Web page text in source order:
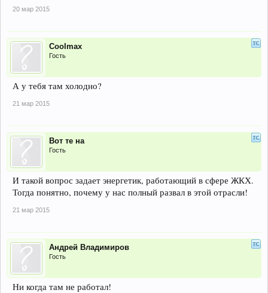
20 мар 2015
Coolmax
Гость
А у тебя там холодно?
21 мар 2015
Вот те на
Гость
И такой вопрос задает энергетик, работающий в сфере ЖКХ.
Тогда понятно, почему у нас полный развал в этой отрасли!
21 мар 2015
Андрей Владимиров
Гость
Ни когда там не работал!